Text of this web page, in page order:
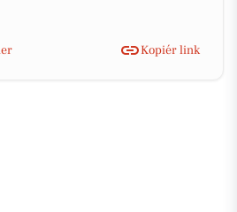
Kopiér link